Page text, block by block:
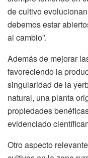
de cultivo
debemos estar
al cambio”.
Además de mejorar
favoreciendo la
singularidad de la
natural, una planta
propiedades
evidenciado
Otro aspecto